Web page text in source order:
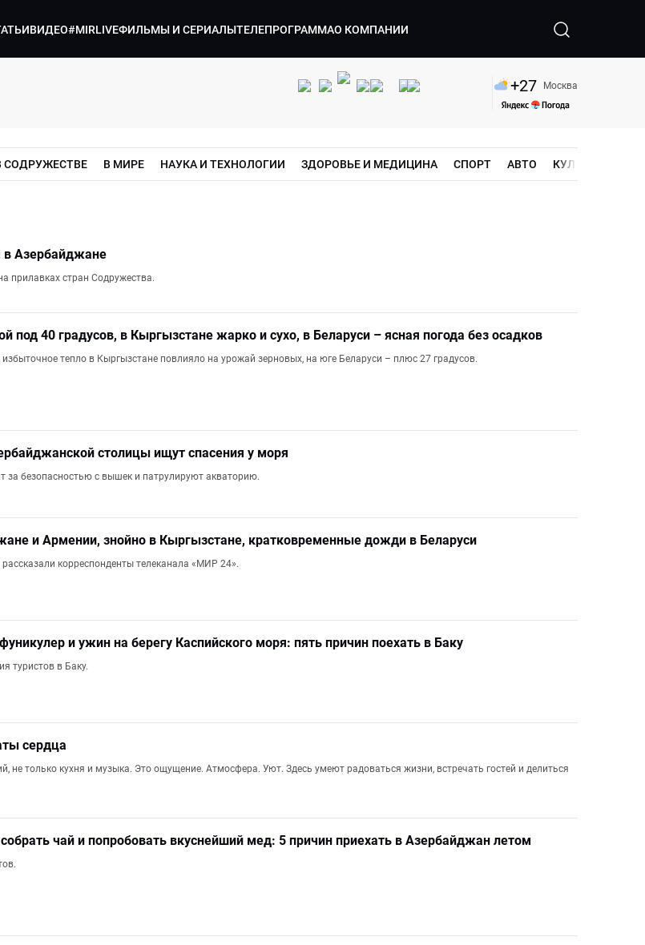
ВИДЕО#MIRLIVEФИЛЬМЫ И СЕРИАЛЫТЕЛЕПРОГРАММАО КОМПАНИИ
+27 Москва
СОДРУЖЕСТВЕ В МИРЕ НАУКА И ТЕХНОЛОГИИ ЗДОРОВЬЕ И МЕДИЦИНА СПОРТ АВТО КУЛЬТУРА
в Азербайджане
прилавках стран Содружества.
под 40 градусов, в Кыргызстане жарко и сухо, в Беларуси – ясная погода без осадков
тепло в Кыргызстане повлияло на урожай зерновых, на юге Беларуси – плюс 27 градусов.
столицы ищут спасения у моря
за безопасностью с вышек и патрулируют акваторию.
и Армении, знойно в Кыргызстане, кратковременные дожди в Беларуси
корреспонденты телеканала «МИР 24».
и ужин на берегу Каспийского моря: пять причин поехать в Баку
туристов в Баку.
сердца
не только кухня и музыка. Это ощущение. Атмосфера. Уют. Здесь умеют радоваться жизни, встречать гостей и делиться
чай и попробовать вкуснейший мед: 5 причин приехать в Азербайджан летом